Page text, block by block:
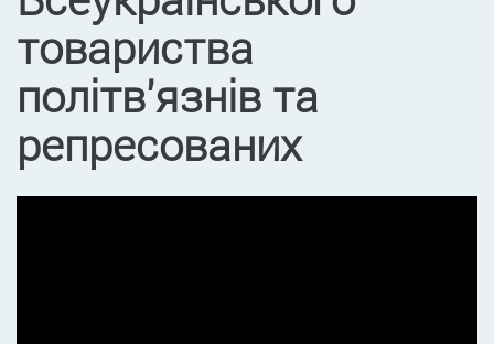
товариства
політв'язнів та
репресованих